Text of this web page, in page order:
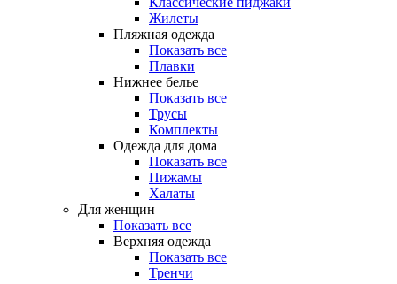
Жилеты
Пляжная одежда
Показать все
Плавки
Нижнее белье
Показать все
Трусы
Комплекты
Одежда для дома
Показать все
Пижамы
Халаты
Для женщин
Показать все
Верхняя одежда
Показать все
Тренчи